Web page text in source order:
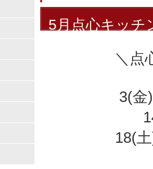
5月点心キッチ
＼点
3(金
18(